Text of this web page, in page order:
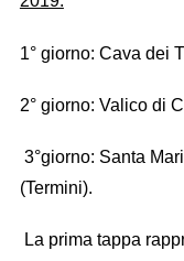
1° giorno: Cava dei
2° giorno: Valico di
3°giorno: Santa
(Termini).
La prima tappa